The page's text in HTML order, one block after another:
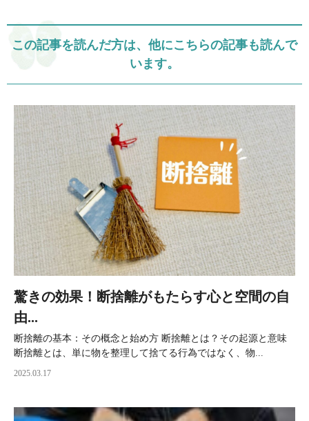
この記事を読んだ方は、他にこちらの記事も読んで
います。
驚きの効果！断捨離がもたらす心と空間の自
由...
断捨離の基本：その概念と始め方 断捨離とは？その起源と意味
断捨離とは、単に物を整理して捨てる行為ではなく、物...
2025.03.17